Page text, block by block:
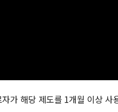
가 해당 제도를 1개월 이상 사